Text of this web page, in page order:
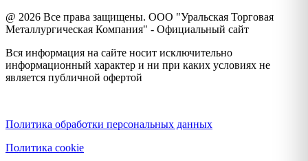
@ 2026 Все права защищены. ООО "Уральская Торговая
Металлургическая Компания" - Официальный сайт
Вся информация на сайте носит исключительно
информационный характер и ни при каких условиях не
является публичной офертой
Политика обработки персональных данных
Политика cookie